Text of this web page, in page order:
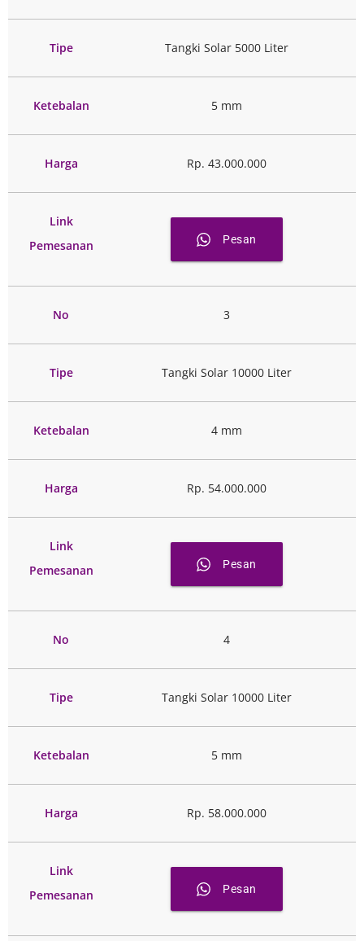
Tipe Tangki Solar 5000 Liter
Ketebalan 5 mm
Harga Rp. 43.000.000
Link
Pemesanan
Pesan
No 3
Tipe Tangki Solar 10000 Liter
Ketebalan 4 mm
Harga Rp. 54.000.000
Link
Pemesanan
Pesan
No 4
Tipe Tangki Solar 10000 Liter
Ketebalan 5 mm
Harga Rp. 58.000.000
Link
Pemesanan
Pesan